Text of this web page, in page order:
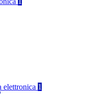
elettronica 1